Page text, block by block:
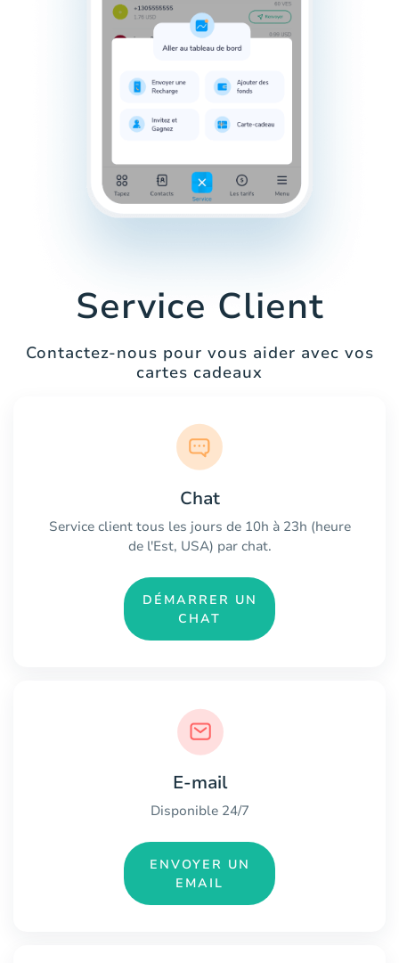
Service Client
Contactez-nous pour vous aider avec vos
cartes cadeaux
Chat
Service client tous les jours de 10h à 23h (heure
de l'Est, USA) par chat.
DÉMARRER UN
CHAT
E-mail
Disponible 24/7
ENVOYER UN
EMAIL